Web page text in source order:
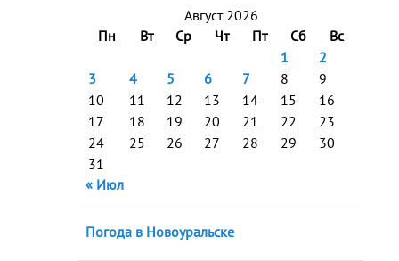
Август 2026
Пн
Вт Ср Чт Пт Сб
Вс
1
2
3
4 5 6 7 8
9
10
11 12 13 14 15
16
17
18 19 20 21 22
23
24
25 26 27 28 29
30
31
« Июл
Погода в Новоуральске